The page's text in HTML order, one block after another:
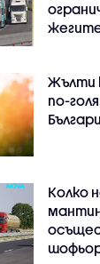
Жълти
по-
Колко